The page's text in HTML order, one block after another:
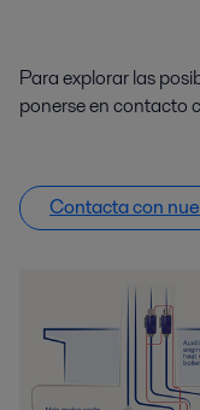
Para explorar las
ponerse en contacto
Contacta con